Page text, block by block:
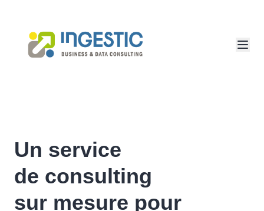
Un service
de consulting
sur mesure pour